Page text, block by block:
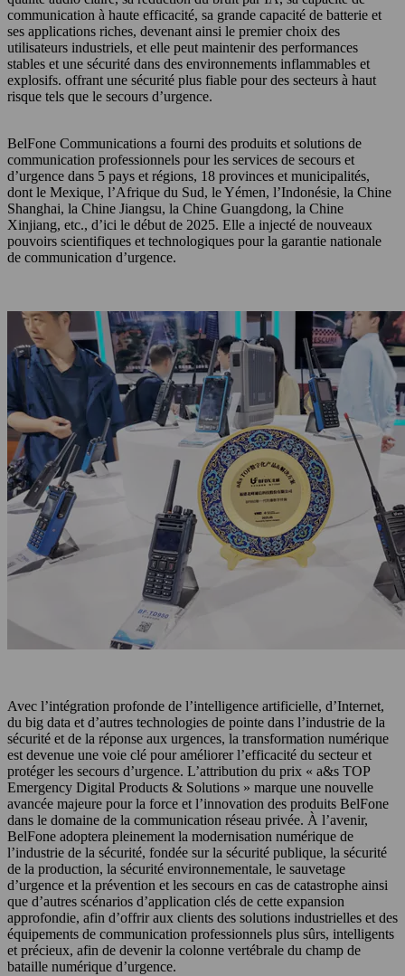
communication à haute efficacité, sa grande capacité de batterie et
ses applications riches, devenant ainsi le premier choix des
utilisateurs industriels, et elle peut maintenir des performances
stables et une sécurité dans des environnements inflammables et
explosifs. offrant une sécurité plus fiable pour des secteurs à haut
risque tels que le secours d’urgence.
BelFone Communications a fourni des produits et solutions de
communication professionnels pour les services de secours et
d’urgence dans 5 pays et régions, 18 provinces et municipalités,
dont le Mexique, l’Afrique du Sud, le Yémen, l’Indonésie, la Chine
Shanghai, la Chine Jiangsu, la Chine Guangdong, la Chine
Xinjiang, etc., d’ici le début de 2025. Elle a injecté de nouveaux
pouvoirs scientifiques et technologiques pour la garantie nationale
de communication d’urgence.
Avec l’intégration profonde de l’intelligence artificielle, d’Internet,
du big data et d’autres technologies de pointe dans l’industrie de la
sécurité et de la réponse aux urgences, la transformation numérique
est devenue une voie clé pour améliorer l’efficacité du secteur et
protéger les secours d’urgence. L’attribution du prix « a&s TOP
Emergency Digital Products & Solutions » marque une nouvelle
avancée majeure pour la force et l’innovation des produits BelFone
dans le domaine de la communication réseau privée. À l’avenir,
BelFone adoptera pleinement la modernisation numérique de
l’industrie de la sécurité, fondée sur la sécurité publique, la sécurité
de la production, la sécurité environnementale, le sauvetage
d’urgence et la prévention et les secours en cas de catastrophe ainsi
que d’autres scénarios d’application clés de cette expansion
approfondie, afin d’offrir aux clients des solutions industrielles et des
équipements de communication professionnels plus sûrs, intelligents
et précieux, afin de devenir la colonne vertébrale du champ de
bataille numérique d’urgence.